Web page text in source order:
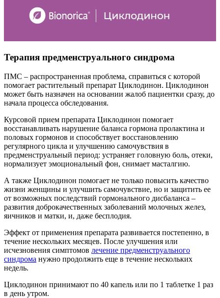
Терапия предменструального синдрома
ПМС – распространенная проблема, справиться с которой
помогает растительный препарат Циклодинон. Циклодинон
может быть назначен на основании жалоб пациентки сразу, до
начала процесса обследования.
Курсовой прием препарата Циклодинон помогает
восстанавливать нарушение баланса гормона пролактина и
половых гормонов и способствует восстановлению
регулярного цикла и улучшению самочувствия в
предменструальный период: устраняет головную боль, отеки,
нормализует эмоциональный фон, снимает масталгию.
А также Циклодинон помогает не только повысить качество
жизни женщины и улучшить самочувствие, но и защитить ее
от возможных последствий гормонального дисбаланса –
развития доброкачественных заболеваний молочных желез,
яичников и матки, и, даже бесплодия.
Эффект от применения препарата развивается постепенно, в
течение нескольких месяцев. После улучшения или
исчезновения симптомов лечение предменструального
синдрома нужно продолжить еще в течение нескольких
недель.
Циклодинон принимают по 40 капель или по 1 таблетке 1 раз
в день утром.